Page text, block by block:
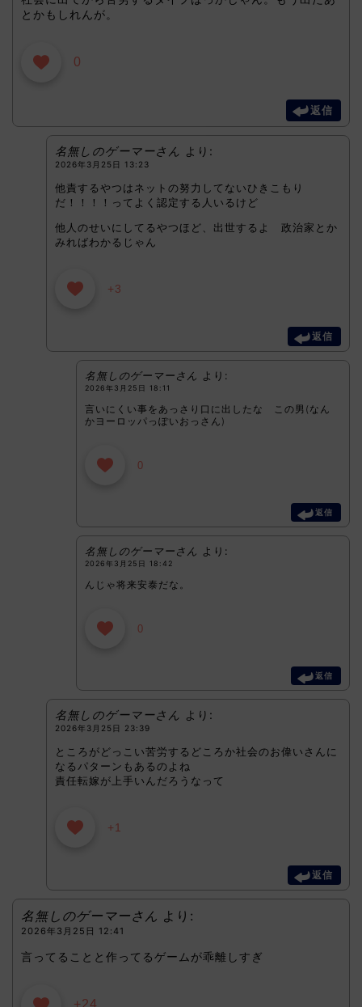
とかもしれんが。
0
返信
名無しのゲーマーさん より:
2026年3月25日 13:23
他責するやつはネットの努力してないひきこもり
だ！！！！ってよく認定する人いるけど
他人のせいにしてるやつほど、出世するよ 政治家とか
みればわかるじゃん
+3
返信
名無しのゲーマーさん より:
2026年3月25日 18:11
言いにくい事をあっさり口に出したな この男(なん
かヨーロッパっぽいおっさん)
0
返信
名無しのゲーマーさん より:
2026年3月25日 18:42
んじゃ将来安泰だな。
0
返信
名無しのゲーマーさん より:
2026年3月25日 23:39
ところがどっこい苦労するどころか社会のお偉いさんに
なるパターンもあるのよね
責任転嫁が上手いんだろうなって
+1
返信
名無しのゲーマーさん より:
2026年3月25日 12:41
言ってることと作ってるゲームが乖離しすぎ